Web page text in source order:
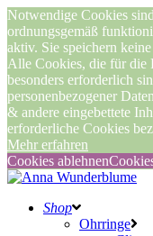
Notwendige Cookies
ordnungsgemäß
aktiv. Sie speichern
Alle Cookies, die für die
besonders erforderlich
personenbezogener
& andere eingebettete
erforderliche Cookies
Mehr erfahren
Cookies ablehnen
Shop
Ohrringe